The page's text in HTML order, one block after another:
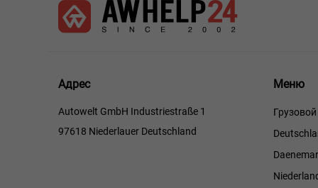
Адрес
Autowelt GmbH Industriestraße 1
97618 Niederlauer Deutschland
Меню
Меню